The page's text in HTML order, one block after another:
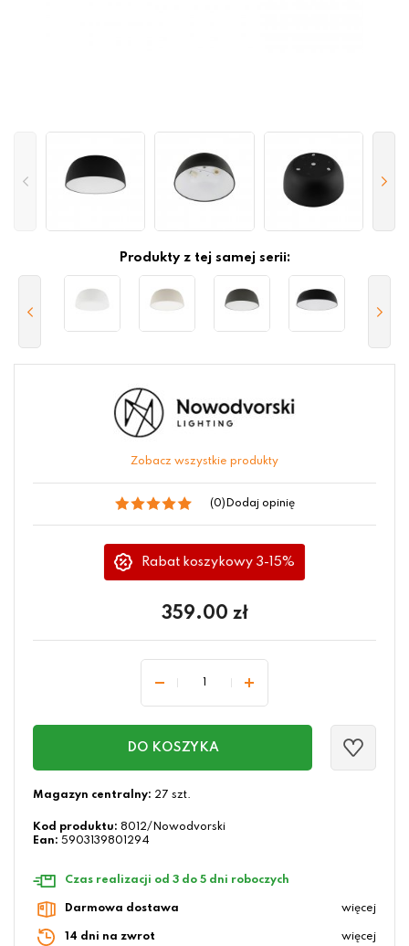
Produkty z tej samej serii:
Zobacz wszystkie produkty
(0) Dodaj opinię
Rabat koszykowy 3-15%
359.00 zł
DO KOSZYKA
Magazyn centralny: 27 szt.
Kod produktu: 8012/Nowodvorski
Ean: 5903139801294
Czas realizacji od 3 do 5 dni roboczych
Darmowa dostawa więcej
14 dni na zwrot więcej